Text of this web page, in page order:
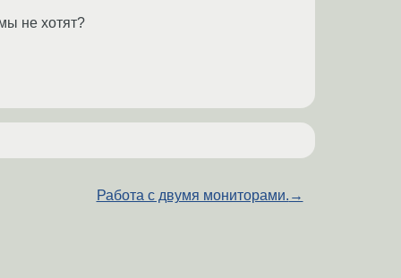
не хотят?
Работа с двумя мониторами. →